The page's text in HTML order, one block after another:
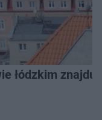
łódzkim